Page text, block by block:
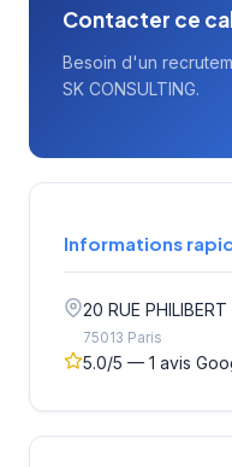
Contacter ce
Besoin d'un
SK CONSULTING.
Informations
20 RUE
75013 Paris
5.0/5 — 1 avis